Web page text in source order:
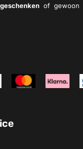
of gewoon